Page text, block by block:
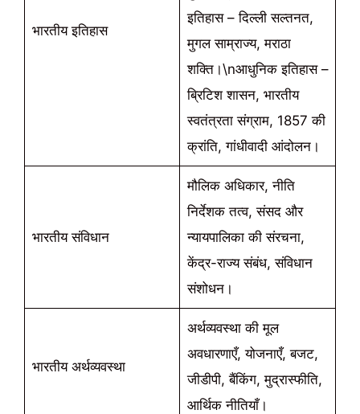
भारतीय इतिहास
इतिहास – दिल्ली सल्तनत,
मुगल साम्राज्य, मराठा
शक्ति।\nआधुनिक इतिहास –
ब्रिटिश शासन, भारतीय
स्वतंत्रता संग्राम, 1857 की
क्रांति, गांधीवादी आंदोलन।
भारतीय संविधान
मौलिक अधिकार, नीति
निर्देशक तत्व, संसद और
न्यायपालिका की संरचना,
केंद्र-राज्य संबंध, संविधान
संशोधन।
भारतीय अर्थव्यवस्था
अर्थव्यवस्था की मूल
अवधारणाएँ, योजनाएँ, बजट,
जीडीपी, बैंकिंग, मुद्रास्फीति,
आर्थिक नीतियाँ।